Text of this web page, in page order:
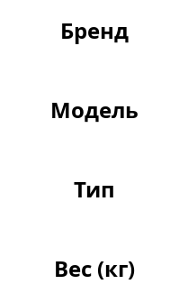
Бренд
Модель
Тип
Вес (кг)